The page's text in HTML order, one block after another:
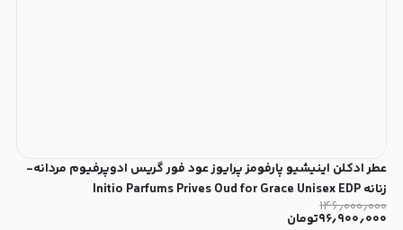
عطر ادکلن اینیشیو پارفومز پرایوز عود فور گریس ادوپرفیوم مردانه-
زنانه Initio Parfums Prives Oud for Grace Unisex EDP
۱۴۶٫۰۰۰٫۰۰۰
۹۶٫۹۰۰٫۰۰۰تومان